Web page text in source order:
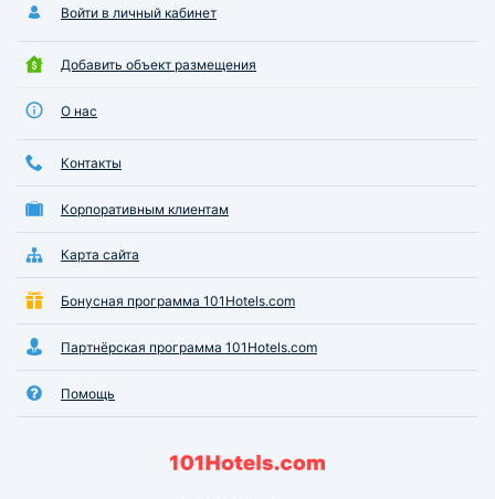
Войти в личный кабинет
Добавить объект размещения
О нас
Контакты
Корпоративным клиентам
Карта сайта
Бонусная программа 101Hotels.com
Партнёрская программа 101Hotels.com
Помощь